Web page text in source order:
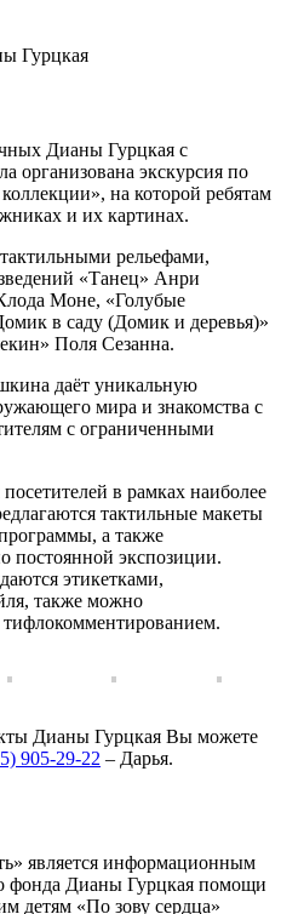
Гурцкая
Дианы Гурцкая с
организована экскурсия по
на которой ребятам
и их картинах.
рельефами,
«Танец» Анри
Моне, «Голубые
в саду (Домик и деревья)»
Поля Сезанна.
даёт уникальную
мира и знакомства с
с ограниченными
в рамках наиболее
тактильные макеты
а также
постоянной экспозиции.
этикетками,
также можно
тифлокомментированием.
Дианы Гурцкая Вы можете
905-29-22 – Дарья.
является информационным
фонда Дианы Гурцкая помощи
детям «По зову сердца»